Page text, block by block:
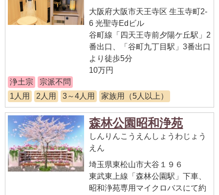
大阪府大阪市天王寺区 生玉寺町2-
6 光聖寺Edビル
谷町線「四天王寺前夕陽ケ丘駅」2
番出口、「谷町九丁目駅」3番出口
より徒歩5分
10万円
浄土宗
宗派不問
1人用
2人用 3～4人用 家族用（5人以上）
森林公園昭和浄苑
しんりんこうえんしょうわじょう
えん
埼玉県東松山市大谷１９６
東武東上線「森林公園駅」下車、
昭和浄苑専用マイクロバスにて約